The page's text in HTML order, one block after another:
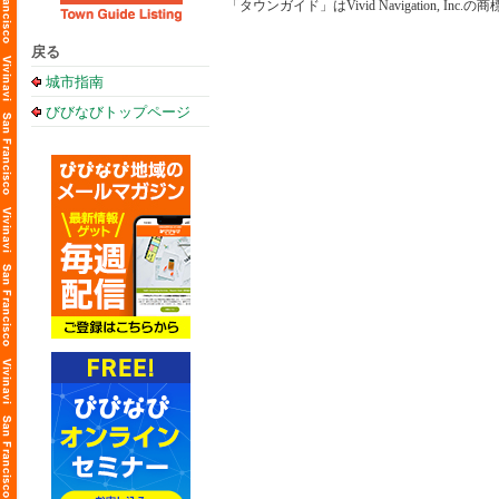
戻る
城市指南
びびなびトップページ
「タウンガイド」はVivid Navigation, Inc.の商